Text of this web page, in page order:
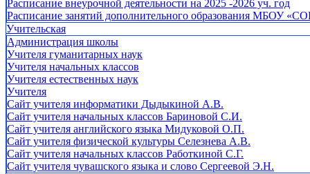
Расписание внеурочной деятельности на 2025 -2026 уч. год
Расписание занятий дополнительного образования МБОУ
Учительская
Администрация школы
Учителя гуманитарных наук
Учителя начальных классов
Учителя естественных наук
Учителя
Cайт учителя информатики Дыдыкиной А.В.
Сайт учителя начальных классов Бариновой С.И.
Сайт учителя английского языка Мидуковой О.П.
Сайт учителя физической культуры Селезнева А.В.
Сайт учителя начальных классов Работкиной С.Г.
Сайт учителя чувашского языка и слово Сергеевой Э.Н.